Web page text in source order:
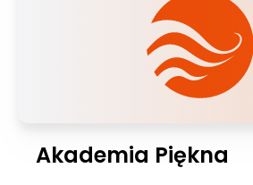
Akademia Piękna